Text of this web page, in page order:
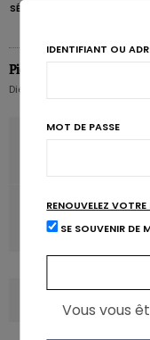
SÉDENTARITÉ
Pierre Pérochon
Diététicien nutritionniste
Fréquence et
IDENTIFIANT OU
MOT DE PASSE
RENOUVELEZ
SE SOUVENIR DE
Vous vous